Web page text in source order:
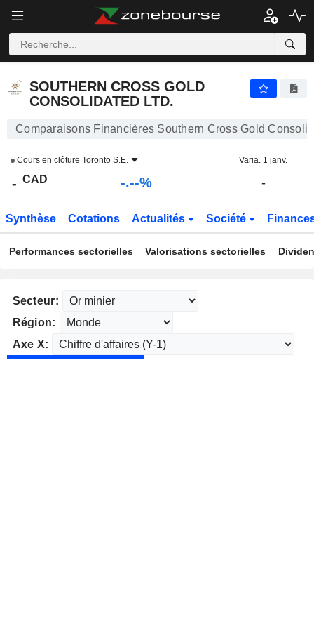
SOUTHERN CROSS GOLD CONSOLIDATED LTD. - $ -
SOUTHERN CROSS GOLD
CONSOLIDATED LTD.
Comparaisons Financières Southern Cross Gold
Cours en clôture Toronto S.E. Varia. 1 janv.
- CAD -.--% -
Synthèse Cotations Actualités Société
Performances sectorielles Valorisations sectorielles
Secteur:
Région:
Axe X: